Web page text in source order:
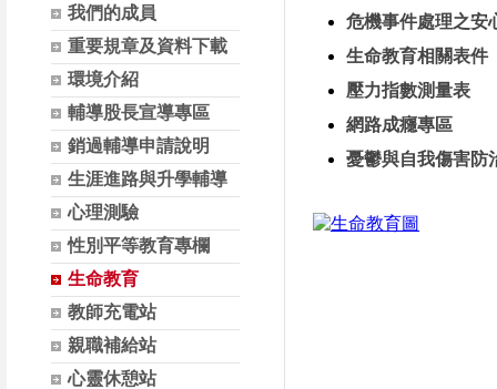
我們的成員
重要規章及資料下載
環境介紹
輔導股長宣導專區
銷過輔導申請說明
生涯進路與升學輔導
心理測驗
性別平等教育專欄
生命教育
教師充電站
親職補給站
心靈休憩站
危機事件處理之安
生命教育相關表件
壓力指數測量表
網路成癮專區
憂鬱與自我傷害防